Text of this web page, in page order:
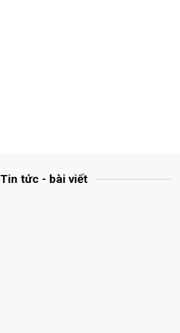
Tin tức - bài viết